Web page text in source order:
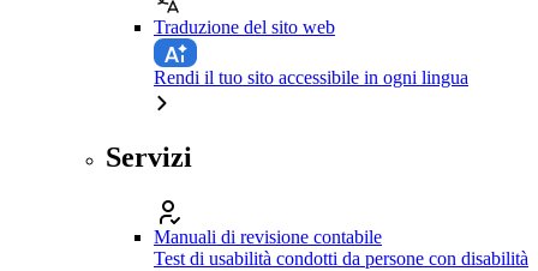
Traduzione del sito web
Rendi il tuo sito accessibile in ogni lingua
Servizi
Manuali di revisione contabile
Test di usabilità condotti da persone con disabilità